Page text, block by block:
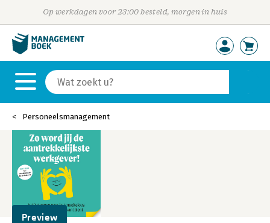
Op werkdagen voor 23:00 besteld, morgen in huis
Personeelsmanagement
Preview